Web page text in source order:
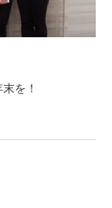
を！